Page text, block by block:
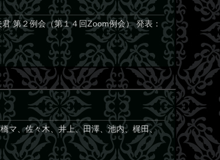
第２例会（第１４回Zoom例会） 発表：
マ、佐々木、井上、田澤、池内、梶田、